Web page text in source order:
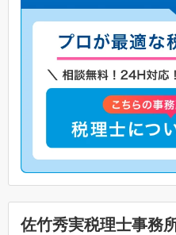
佐竹秀実税理士事務